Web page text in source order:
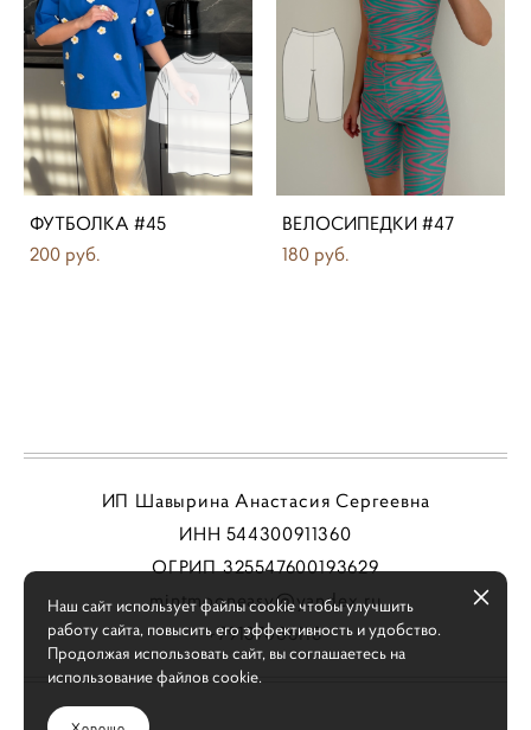
ФУТБОЛКА #45
200 pуб.
ВЕЛОСИПЕДКИ #47
180 pуб.
ИП Шавырина Анастасия Сергеевна
ИНН 544300911360
ОГРИП 325547600193629
mintmooneasy@yandex.ru
+79137086113
Наш сайт использует файлы cookie чтобы улучшить
работу сайта, повысить его эффективность и удобство.
Продолжая использовать сайт, вы соглашаетесь на
использование файлов cookie.